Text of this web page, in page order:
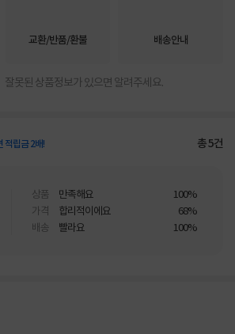
교환/반품/환불 배송안내
잘못된 상품정보가 있으면 알려주세요.
적립금 2배! 총5건
상품 만족해요
100%
가격
합리적이에요
68%
배송
빨라요 100%